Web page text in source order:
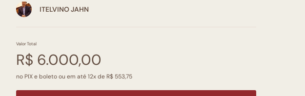
ITELVINO JAHN
Valor Total
R$ 6.000,00
no PIX e boleto ou em até 12x de R$ 553,75